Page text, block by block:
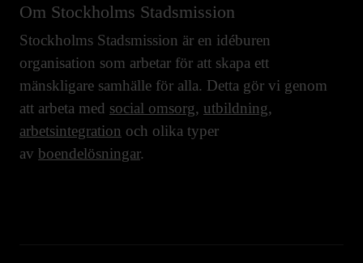
Om Stockholms Stadsmission
Stockholms Stadsmission är en idéburen
organisation som arbetar för att skapa ett
mänskligare samhälle för alla. Detta gör vi genom
att arbeta med social omsorg, utbildning,
arbetsintegration och olika typer
av boendelösningar.